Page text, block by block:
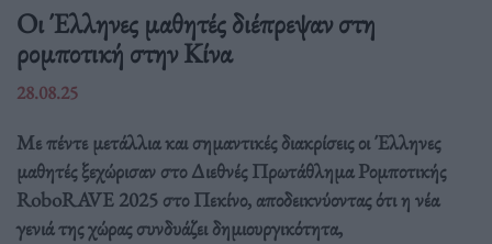
Οι Έλληνες μαθητές διέπρεψαν στη
ρομποτική στην Κίνα
28.08.25
Με πέντε μετάλλια και σημαντικές διακρίσεις οι Έλληνες
μαθητές ξεχώρισαν στο Διεθνές Πρωτάθλημα Ρομποτικής
RoboRAVE 2025 στο Πεκίνο, αποδεικνύοντας ότι η νέα
γενιά της χώρας συνδυάζει δημιουργικότητα,